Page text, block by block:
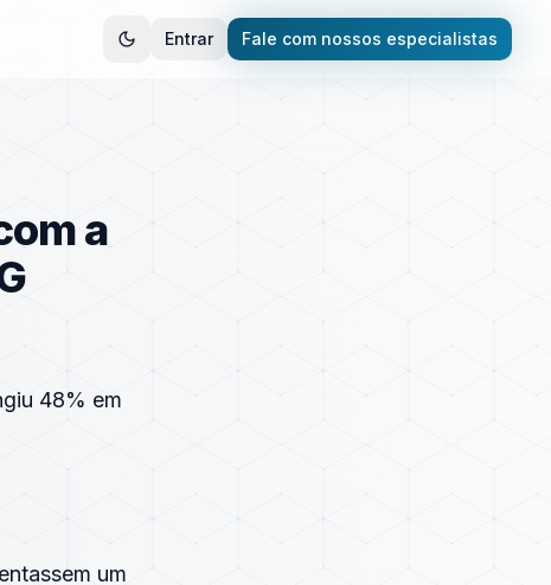
Entrar Fale com nossos especialistas
a
48% em
um